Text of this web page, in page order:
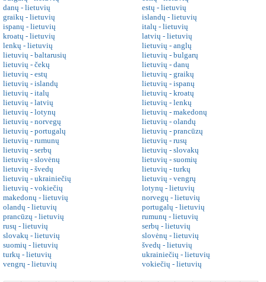
danų - lietuvių
estų - lietuvių
graikų - lietuvių
islandų - lietuvių
ispanų - lietuvių
italų - lietuvių
kroatų - lietuvių
latvių - lietuvių
lenkų - lietuvių
lietuvių - anglų
lietuvių - baltarusių
lietuvių - bulgarų
lietuvių - čekų
lietuvių - danų
lietuvių - estų
lietuvių - graikų
lietuvių - islandų
lietuvių - ispanų
lietuvių - italų
lietuvių - kroatų
lietuvių - latvių
lietuvių - lenkų
lietuvių - lotynų
lietuvių - makedonų
lietuvių - norvegų
lietuvių - olandų
lietuvių - portugalų
lietuvių - prancūzų
lietuvių - rumunų
lietuvių - rusų
lietuvių - serbų
lietuvių - slovakų
lietuvių - slovėnų
lietuvių - suomių
lietuvių - švedų
lietuvių - turkų
lietuvių - ukrainiečių
lietuvių - vengrų
lietuvių - vokiečių
lotynų - lietuvių
makedonų - lietuvių
norvegų - lietuvių
olandų - lietuvių
portugalų - lietuvių
prancūzų - lietuvių
rumunų - lietuvių
rusų - lietuvių
serbų - lietuvių
slovakų - lietuvių
slovėnų - lietuvių
suomių - lietuvių
švedų - lietuvių
turkų - lietuvių
ukrainiečių - lietuvių
vengrų - lietuvių
vokiečių - lietuvių